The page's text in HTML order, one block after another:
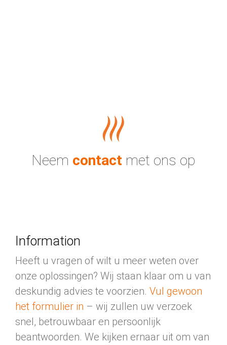
Neem contact met ons op
Information
Heeft u vragen of wilt u meer weten over
onze oplossingen? Wij staan klaar om u van
deskundig advies te voorzien. Vul gewoon
het formulier in – wij zullen uw verzoek
snel, betrouwbaar en persoonlijk
beantwoorden. We kijken ernaar uit om van